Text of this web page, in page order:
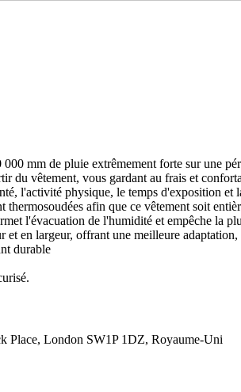
000 mm de pluie extrêmement forte sur une
du vêtement, vous gardant au frais et
l'activité physique, le temps d'exposition
thermosoudées afin que ce vêtement soit
l'évacuation de l'humidité et empêche la
et en largeur, offrant une meilleure
durable
Place, London SW1P 1DZ, Royaume-Uni